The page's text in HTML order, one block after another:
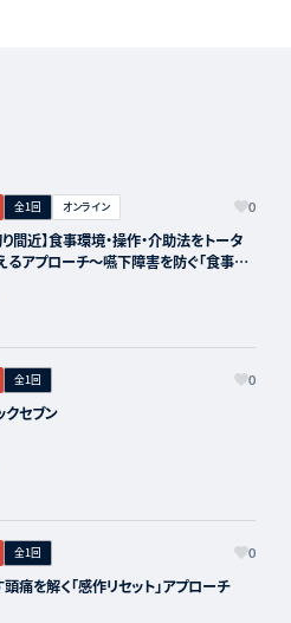
全1回 オンライン 0
間近】食事環境・操作・介助法をトータ
るアプローチ～嚥下障害を防ぐ「食事介
フ】
全1回 0
クセブン
全1回 0
痛を解く「感作リセット」アプローチ